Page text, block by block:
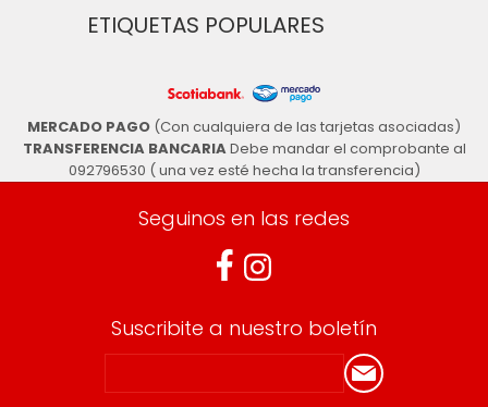
ETIQUETAS POPULARES
MERCADO PAGO (Con cualquiera de las tarjetas asociadas)
TRANSFERENCIA BANCARIADebe mandar el comprobante al
092796530 ( una vez esté hecha la transferencia)
Seguinos en las redes
Suscribite a nuestro boletín